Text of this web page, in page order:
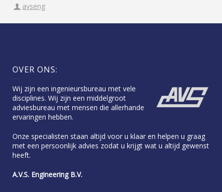
avseng
OVER ONS:
Wij zijn een ingenieursbureau met vele
disciplines. Wij zijn een middelgroot
adviesbureau met mensen die allerhande
ervaringen hebben.
Onze specialisten staan altijd voor u klaar en helpen u graag
met een persoonlijk advies zodat u krijgt wat u altijd gewenst
heeft.
A.V.S. Engineering B.V.